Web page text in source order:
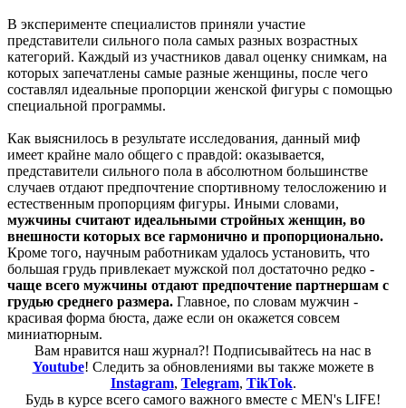
В эксперименте специалистов приняли участие
представители сильного пола самых разных возрастных
категорий. Каждый из участников давал оценку снимкам, на
которых запечатлены самые разные женщины, после чего
составлял идеальные пропорции женской фигуры с помощью
специальной программы.
Как выяснилось в результате исследования, данный миф
имеет крайне мало общего с правдой: оказывается,
представители сильного пола в абсолютном большинстве
случаев отдают предпочтение спортивному телосложению и
естественным пропорциям фигуры. Иными словами,
мужчины считают идеальными стройных женщин, во
внешности которых все гармонично и пропорционально.
Кроме того, научным работникам удалось установить, что
большая грудь привлекает мужской пол достаточно редко -
чаще всего мужчины отдают предпочтение партнершам с
грудью среднего размера. Главное, по словам мужчин -
красивая форма бюста, даже если он окажется совсем
миниатюрным.
Вам нравится наш журнал?! Подписывайтесь на нас в
Youtube! Следить за обновлениями вы также можете в
Instagram, Telegram, TikTok.
Будь в курсе всего самого важного вместе с MEN's LIFE!